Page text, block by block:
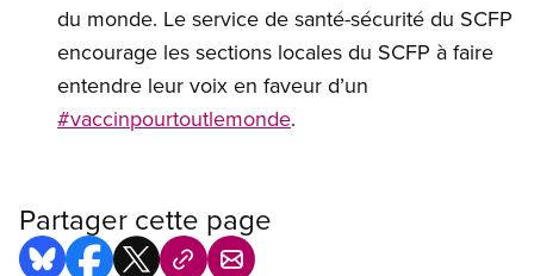
du monde. Le service de santé-sécurité du SCFP
encourage les sections locales du SCFP à faire
entendre leur voix en faveur d’un
#vaccinpourtoutlemonde.
Partager cette page